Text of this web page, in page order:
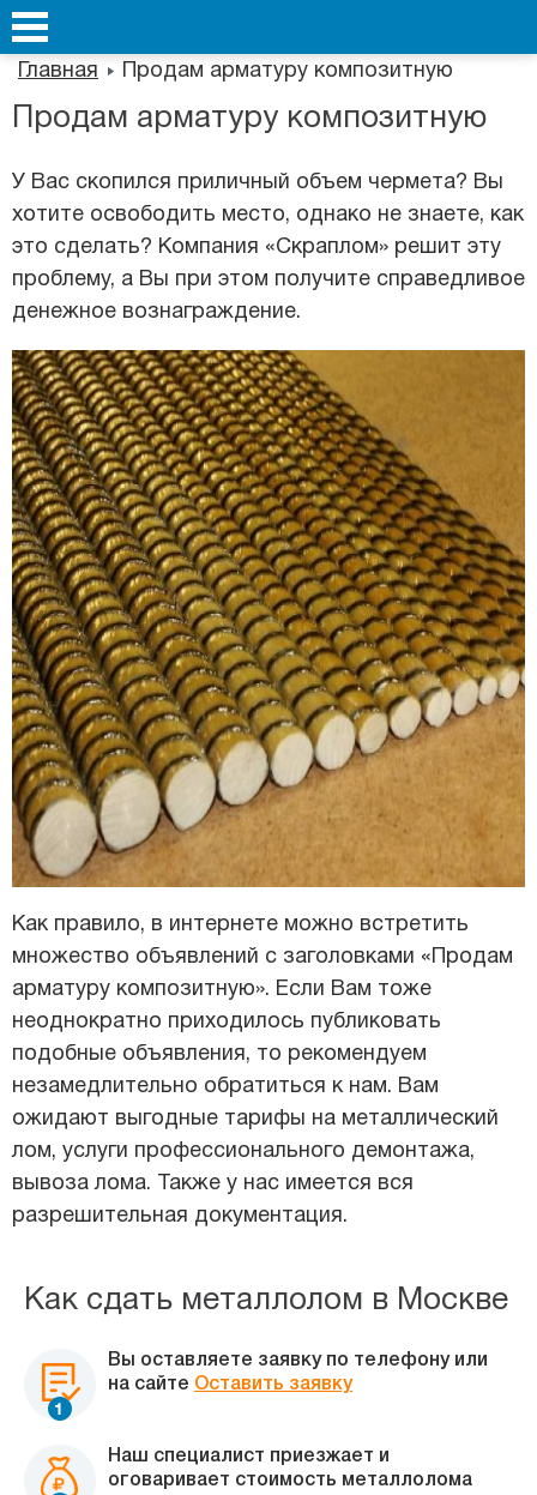
Главная Продам арматуру композитную
Продам арматуру композитную
У Вас скопился приличный объем чермета? Вы
хотите освободить место, однако не знаете, как
это сделать? Компания «Скраплом» решит эту
проблему, а Вы при этом получите справедливое
денежное вознаграждение.
Как правило, в интернете можно встретить
множество объявлений с заголовками «Продам
арматуру композитную». Если Вам тоже
неоднократно приходилось публиковать
подобные объявления, то рекомендуем
незамедлительно обратиться к нам. Вам
ожидают выгодные тарифы на металлический
лом, услуги профессионального демонтажа,
вывоза лома. Также у нас имеется вся
разрешительная документация.
Как сдать металлолом в Москве
Вы оставляете заявку по телефону или
на сайте Оставить заявку
Наш специалист приезжает и
оговаривает стоимость металлолома